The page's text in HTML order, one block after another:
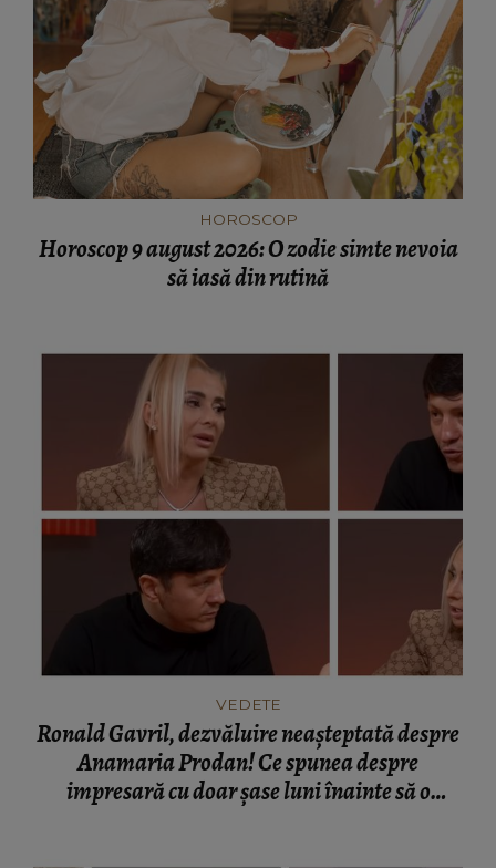
HOROSCOP
Horoscop 9 august 2026: O zodie simte nevoia
să iasă din rutină
VEDETE
Ronald Gavril, dezvăluire neașteptată despre
Anamaria Prodan! Ce spunea despre
impresară cu doar șase luni înainte să o